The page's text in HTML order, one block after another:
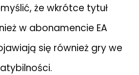
że wkrótce tytuł
w abonamencie EA
się również gry we